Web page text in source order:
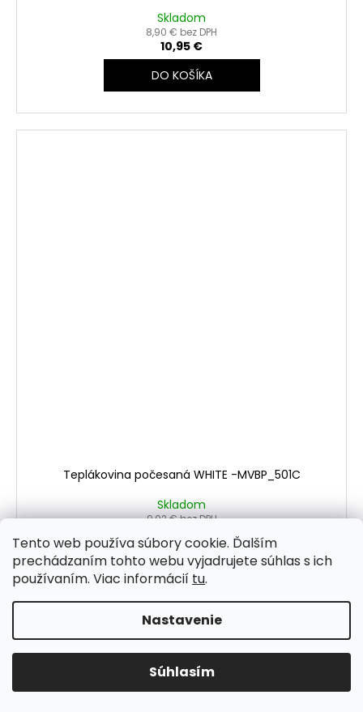
Tento web používa súbory cookie. Ďalším
prechádzaním tohto webu vyjadrujete súhlas s ich
používaním. Viac informácií tu.
Nastavenie
Súhlasím
Skladom
8,90 € bez DPH
10,95 €
DO KOŠÍKA
Teplákovina počesaná WHITE -MVBP_501C
Skladom
9,02 € bez DPH
DO KOŠÍKA